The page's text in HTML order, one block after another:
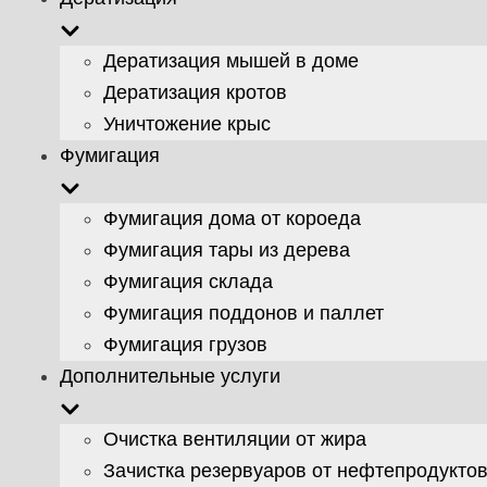
Дератизация мышей в доме
Дератизация кротов
Уничтожение крыс
Фумигация
Фумигация дома от короеда
Фумигация тары из дерева
Фумигация склада
Фумигация поддонов и паллет
Фумигация грузов
Дополнительные услуги
Очистка вентиляции от жира
Зачистка резервуаров от нефтепродуктов